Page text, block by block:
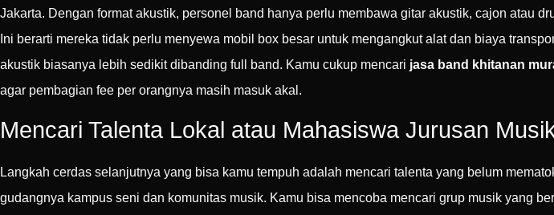
Jakarta. Dengan format akustik, personel band hanya perlu membawa gitar akustik, cajon atau
Ini berarti mereka tidak perlu menyewa mobil box besar untuk mengangkut alat dan biaya
akustik biasanya lebih sedikit dibanding full band. Kamu cukup mencari jasa band khitanan
agar pembagian fee per orangnya masih masuk akal.
Mencari Talenta Lokal atau Mahasiswa Jurusan
Langkah cerdas selanjutnya yang bisa kamu tempuh adalah mencari talenta yang belum
gudangnya kampus seni dan komunitas musik. Kamu bisa mencoba mencari grup musik yang